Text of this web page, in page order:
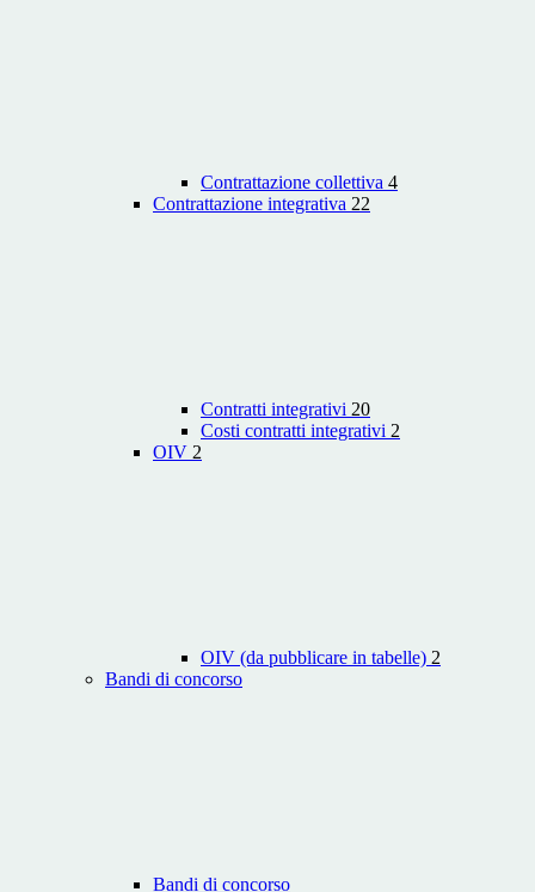
Contrattazione collettiva 4
Contrattazione integrativa 22
Contratti integrativi 20
Costi contratti integrativi 2
OIV 2
OIV (da pubblicare in tabelle) 2
Bandi di concorso
Bandi di concorso